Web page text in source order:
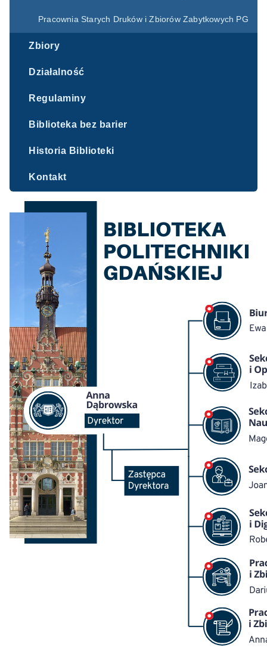
Pracownia Starych Druków i Zbiorów Zabytkowych PG
Zbiory
Działalność
Regulaminy
Biblioteka bez barier
Historia Biblioteki
Kontakt